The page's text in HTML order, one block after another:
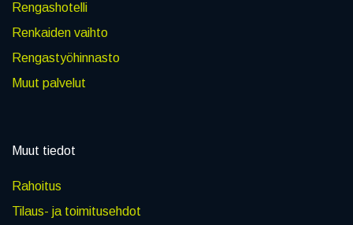
Rengashotelli
Renkaiden vaihto
Rengastyöhinnasto
Muut palvelut
Muut tiedot
Rahoitus
Tilaus- ja toimitusehdot